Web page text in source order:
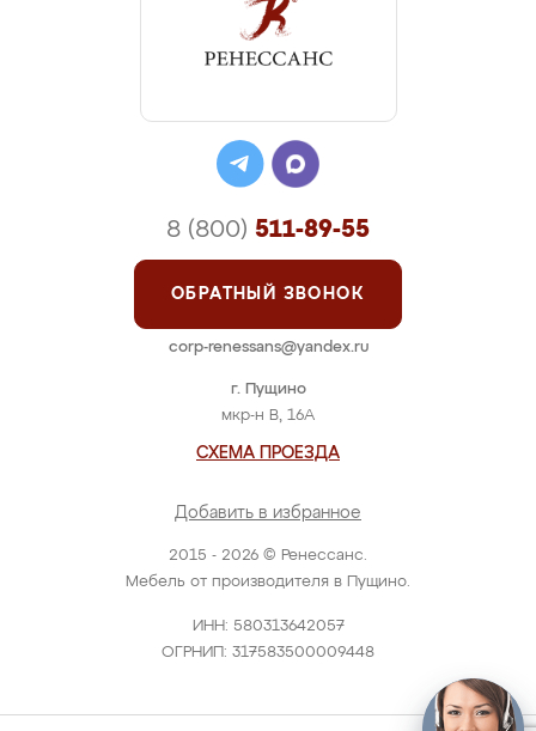
2015 - 2026 © Ренессанс.
Мебель от производителя в Пущино.
ИНН: 580313642057
ОГРНИП: 317583500009448
г. Пущино
мкр-н В, 16А
СХЕМА ПРОЕЗДА
Добавить в избранное
8 (800) 511-89-55
ОБРАТНЫЙ ЗВОНОК
corp-renessans@yandex.ru